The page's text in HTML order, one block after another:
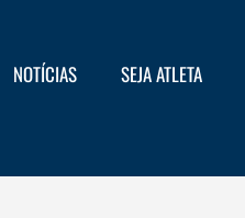
NOTÍCIAS SEJA ATLETA